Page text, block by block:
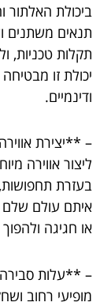
ביכולת
תנאים משתנים
תקלות טכניות,
יכולת זו
ודינמיים.
– **יצירת
ליצור אווירה
בעזרת תחפושות,
איתם עולם שלם
או חגיגה
– **עלות
מופיעי רחוב